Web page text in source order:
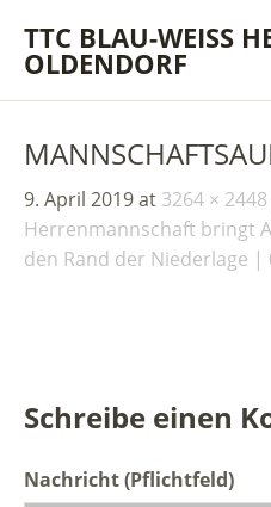
TTC BLAU-WEISS
OLDENDORF
9. April 2019at 3264 ×
Herrenmannschaft bringt
den Rand der Niederlage
Schreibe einen
Nachricht(Pflichtfeld)